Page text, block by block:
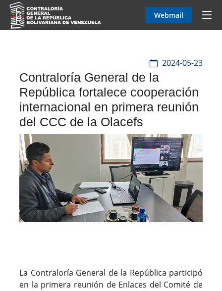
Webmail
2024-05-23
Contraloría General de la
República fortalece cooperación
internacional en primera reunión
del CCC de la Olacefs
La Contraloría General de la República participó
en la primera reunión de Enlaces del Comité de